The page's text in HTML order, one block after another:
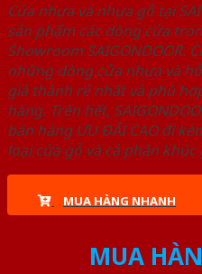
Cửa nhựa và nhựa gỗ tại
sản phẩm các dòng cửa
Showroom SAIGONDOOR.
những dòng cửa nhựa và
giá thành rẻ nhất và phù
hàng. Trên hết,
bán hàng ƯU ĐÃI CAO đi
loại cửa gỗ và cả phân khúc
MUA HÀNG NHANH
MUA